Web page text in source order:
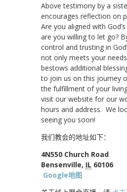
Above testimony by a
encourages reflection on
Are you aligned with
are you willing to let go?
control and trusting in
not only meets your
bestows additional
to join us on this journey
the fulfillment of your
visit our website for our
hours and address. We
seeing you soon!
我们教会的地址如下：
4N550 Church Road
Bensenville, IL 60106
Google地图